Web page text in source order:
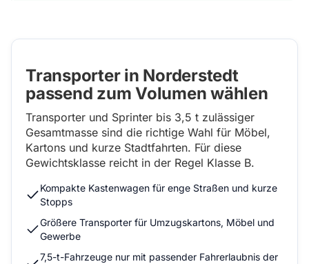
Transporter in Norderstedt
passend zum Volumen wählen
Transporter und Sprinter bis 3,5 t zulässiger
Gesamtmasse sind die richtige Wahl für Möbel,
Kartons und kurze Stadtfahrten. Für diese
Gewichtsklasse reicht in der Regel Klasse B.
Kompakte Kastenwagen für enge Straßen und kurze
Stopps
Größere Transporter für Umzugskartons, Möbel und
Gewerbe
7,5-t-Fahrzeuge nur mit passender Fahrerlaubnis der